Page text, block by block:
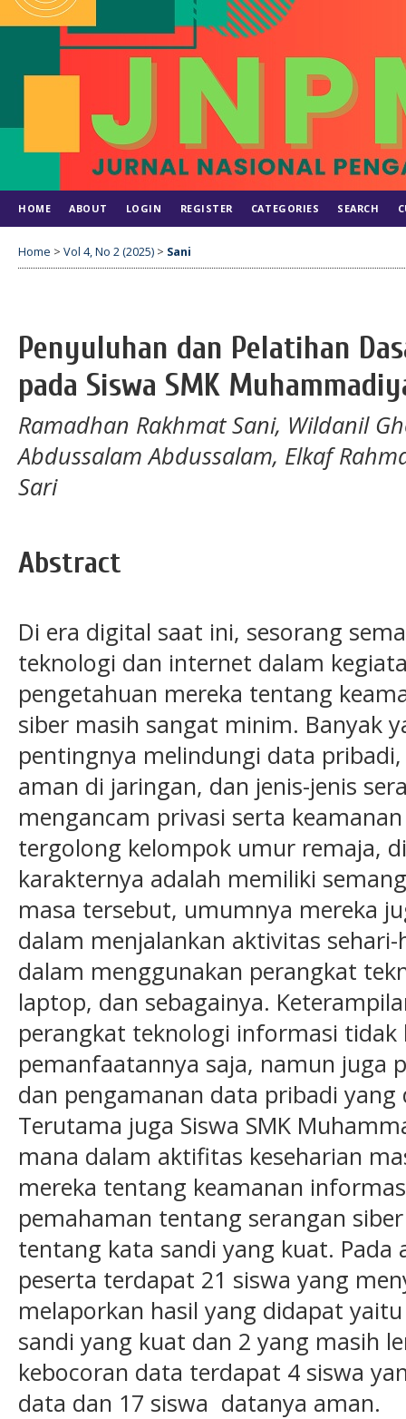
HOME ABOUT LOGIN REGISTER CATEGORIES SEARCH
Home > Vol 4, No 2 (2025) > Sani
Penyuluhan dan Pelatihan
pada Siswa SMK
Ramadhan Rakhmat Sani, Wildanil
Abdussalam Abdussalam, Elkaf
Sari
Abstract
Di era digital saat ini, sesorang
teknologi dan internet dalam
pengetahuan mereka tentang
siber masih sangat minim. Banyak
pentingnya melindungi data
aman di jaringan, dan jenis-jenis
mengancam privasi serta
tergolong kelompok umur remaja,
karakternya adalah memiliki
masa tersebut, umumnya mereka
dalam menjalankan aktivitas
dalam menggunakan perangkat
laptop, dan sebagainya.
perangkat teknologi informasi tidak
pemanfaatannya saja, namun juga
dan pengamanan data pribadi
Terutama juga Siswa SMK
mana dalam aktifitas keseharian
mereka tentang keamanan
pemahaman tentang serangan
tentang kata sandi yang kuat. Pada
peserta terdapat 21 siswa yang
melaporkan hasil yang didapat
sandi yang kuat dan 2 yang masih
kebocoran data terdapat 4 siswa
data dan 17 siswa datanya aman.